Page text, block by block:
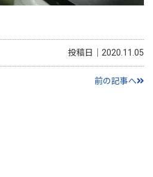
投稿日｜2020.11.05
前の記事へ